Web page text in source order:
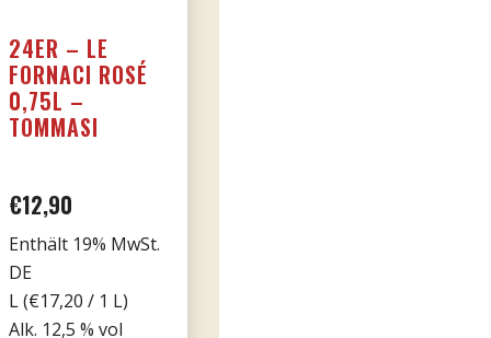
24ER – LE
FORNACI ROSÉ
0,75L –
TOMMASI
€12,90
Enthält 19% MwSt.
DE
L (€17,20 / 1 L)
Alk. 12,5 % vol